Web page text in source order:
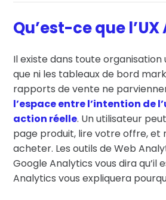
Qu’est-ce que
Il existe dans toute organisation
que ni les tableaux de bord
rapports de vente ne
l’espace entre l’intention de
action réelle. Un utilisateur
page produit, lire votre offre, et
acheter. Les outils de Web
Google Analytics vous dira qu’il
Analytics vous expliquera